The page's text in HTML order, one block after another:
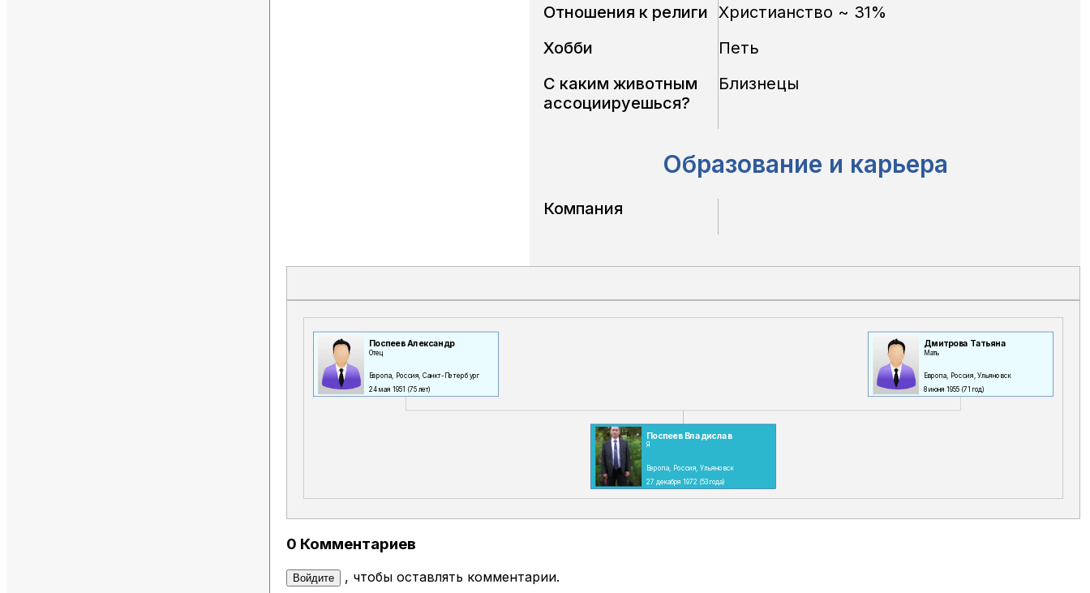
Отношения к религи Христианство ~ 31%
Хобби
Петь
С каким животным
ассоциируешься?
Близнецы
Образование и карьера
Компания
Поспеев Александр
Отец
Европа, Россия, Санкт-Петербург
24 мая 1951 (75 лет)
Дмитрова Татьяна
Мать
Европа, Россия, Ульяновск
8 июня 1955 (71 год)
Поспеев Владислав
Я
Европа, Россия, Ульяновск
27 декабря 1972 (53 года)
0 Комментариев
Войдите , чтобы оставлять комментарии.